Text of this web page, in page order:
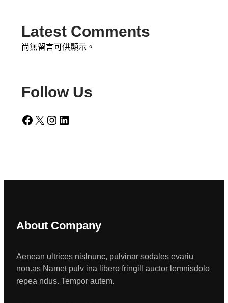
Latest Comments
尚無留言可供顯示。
Follow Us
Facebook X Instagram LinkedIn
About Company
Aenean ultrices nislnunc, pulvinar sodales evariu
non.as Namet pulv ina libero fringill auctor lemnisdolo
repea ndus. Tempor autem.